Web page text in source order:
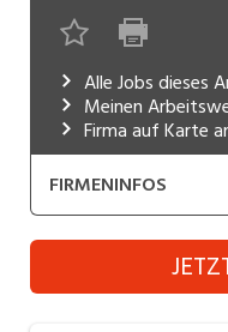
Immobilien,
Industrie,
Produktion
Informatik,
Körperpflege,
Marketing,
Alle Jobs dieses
Meinen
Firma auf Karte
FIRMENINFOS
Etzinger AG
Website